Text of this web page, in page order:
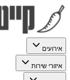
אירועים
איזורי שירות